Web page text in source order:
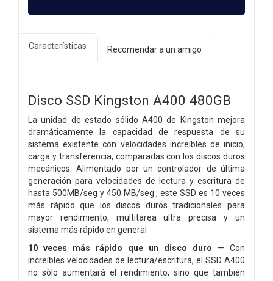
Características Recomendar a un amigo
Disco SSD Kingston A400 480GB
La unidad de estado sólido A400 de Kingston mejora
dramáticamente la capacidad de respuesta de su
sistema existente con velocidades increíbles de inicio,
carga y transferencia, comparadas con los discos duros
mecánicos. Alimentado por un controlador de última
generación para velocidades de lectura y escritura de
hasta 500MB/seg y 450 MB/seg , este SSD es 10 veces
más rápido que los discos duros tradicionales para
mayor rendimiento, multitarea ultra precisa y un
sistema más rápido en general
10 veces más rápido que un disco duro — Con
increíbles velocidades de lectura/escritura, el SSD A400
no sólo aumentará el rendimiento, sino que también